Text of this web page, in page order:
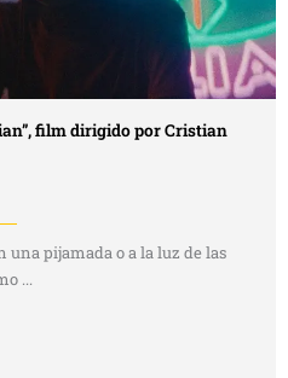
film dirigido por Cristian
una pijamada o a la luz de las
...